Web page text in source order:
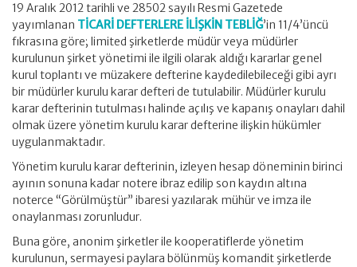
19 Aralık 2012 tarihli ve 28502 sayılı Resmi Gazetede
yayımlanan TİCARİ DEFTERLERE İLİŞKİN TEBLİĞ’in 11/4’üncü
fıkrasına göre; limited şirketlerde müdür veya müdürler
kurulunun şirket yönetimi ile ilgili olarak aldığı kararlar genel
kurul toplantı ve müzakere defterine kaydedilebileceği gibi ayrı
bir müdürler kurulu karar defteri de tutulabilir. Müdürler kurulu
karar defterinin tutulması halinde açılış ve kapanış onayları dahil
olmak üzere yönetim kurulu karar defterine ilişkin hükümler
uygulanmaktadır.
Yönetim kurulu karar defterinin, izleyen hesap döneminin birinci
ayının sonuna kadar notere ibraz edilip son kaydın altına
noterce “Görülmüştür” ibaresi yazılarak mühür ve imza ile
onaylanması zorunludur.
Buna göre, anonim şirketler ile kooperatiflerde yönetim
kurulunun, sermayesi paylara bölünmüş komandit şirketlerde